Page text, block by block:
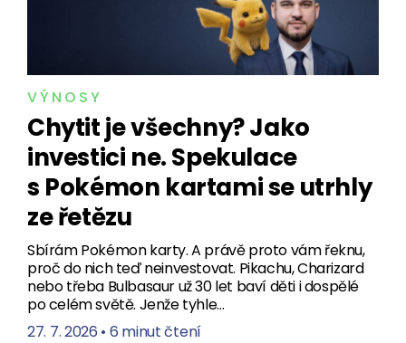
VÝNOSY
Chytit je všechny? Jako
investici ne. Spekulace
s Pokémon kartami se utrhly
ze řetězu
Sbírám Pokémon karty. A právě proto vám řeknu,
proč do nich teď neinvestovat. Pikachu, Charizard
nebo třeba Bulbasaur už 30 let baví děti i dospělé
po celém světě. Jenže tyhle…
27. 7. 2026 • 6 minut čtení